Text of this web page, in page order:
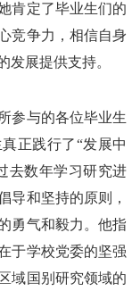
肯定了毕业生们的
竞争力，相信自身
发展提供支持。
参与的各位毕业生
正践行了“发展中
去数年学习研究进
导和坚持的原则，
勇气和毅力。他指
于学校党委的坚强
域国别研究领域的